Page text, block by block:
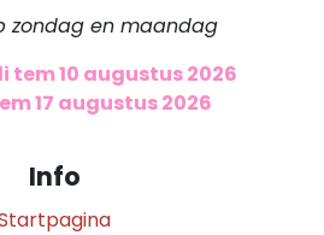
zondag en maandag
tem 10 augustus 2026
17 augustus 2026
Info